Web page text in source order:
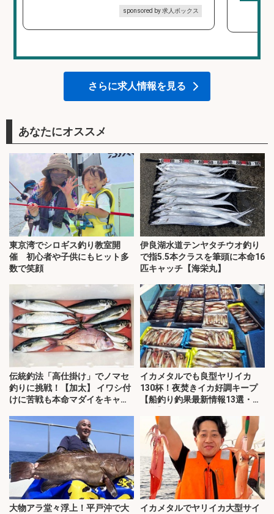
sponsored by 求人ボックス
さらに求人情報を見る
あなたにオススメ
東京湾でシロギス釣り教室開
催 初心者や子供にもヒット多
数で笑顔
伊良湖水道テンヤタチウオ釣り
で指5.5本クラスを筆頭に本命16
匹キャッチ【海栄丸】
伝統釣法「高仕掛け」でノマセ
釣りに挑戦！【加太】 イワシ付
けに苦戦も本命マダイをキャッ
イカメタルでも良型ヤリイカ
130杯！夜焚きイカ好調キープ
【船釣り釣果最新情報13選・玄
大物アラ堂々浮上！平戸沖で大
イカメタルでヤリイカ大型サイ